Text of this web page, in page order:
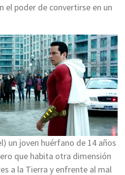
el poder de convertirse en un
un joven huérfano de 14 años
que habita otra dimensión
a la Tierra y enfrente al mal